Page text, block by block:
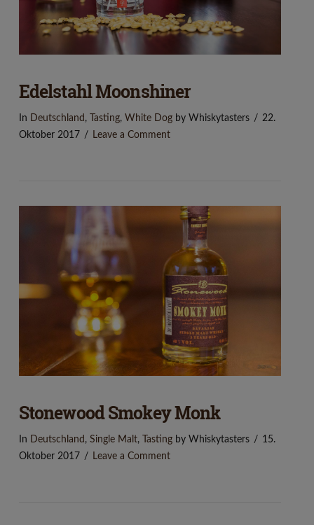
VIEW POST
Edelstahl Moonshiner
In Deutschland , Tasting, White Dogby Whiskytasters
22.
Oktober 2017
Leave a Comment
Stonewood Smokey Monk
In Deutschland , Single Malt, Tastingby Whiskytasters
15.
Oktober 2017
Leave a Comment